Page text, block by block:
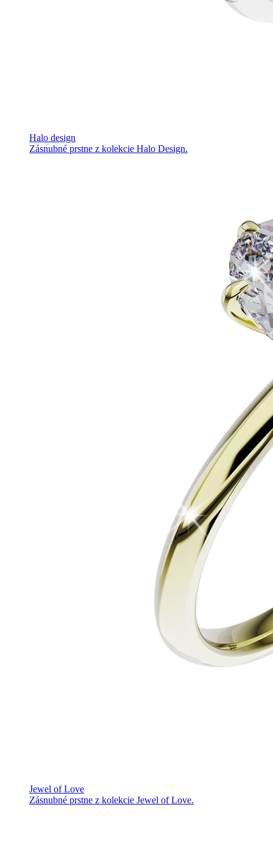
Halo design
Zásnubné prstne z kolekcie Halo Design.
Jewel of Love
Zásnubné prstne z kolekcie Jewel of Love.